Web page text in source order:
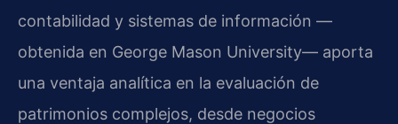
contabilidad y sistemas de información —
obtenida en George Mason University— aporta
una ventaja analítica en la evaluación de
patrimonios complejos, desde negocios